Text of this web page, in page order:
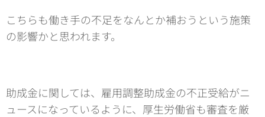
こちらも働き手の不足をなんとか補おうという施策
の影響かと思われます。
助成金に関しては、雇用調整助成金の不正受給がニ
ュースになっているように、厚生労働省も審査を厳